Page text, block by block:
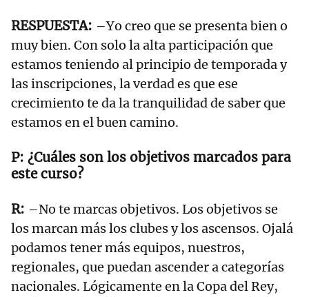
–Yo creo que se presenta bien o
muy bien. Con solo la alta participación que
estamos teniendo al principio de temporada y
las inscripciones, la verdad es que ese
crecimiento te da la tranquilidad de saber que
estamos en el buen camino.
¿Cuáles son los objetivos marcados para
este curso?
–No te marcas objetivos. Los objetivos se
los marcan más los clubes y los ascensos. Ojalá
podamos tener más equipos, nuestros,
regionales, que puedan ascender a categorías
nacionales. Lógicamente en la Copa del Rey,